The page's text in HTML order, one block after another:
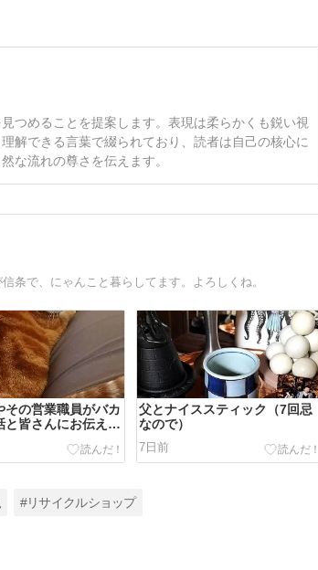
つめることを提案します。表現は柔らかくも鋭い視
解できる言葉で綴られており、読者は自己の核心に
な流れの尊さを伝えます。
条で、にゃんこと暮らしてます。よろしくね。
その営業職員がバカ
と皆さんにお伝えし
父とナイススティック（7回忌
なので）
7日前
#リサイクルショップ